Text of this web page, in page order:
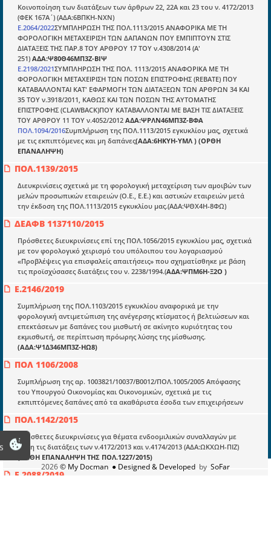
Κοινοποίηση των διατάξεων των άρθρων 22, 22Α και 23 του ν. 4172/2013
(ΦΕΚ 167Α΄) (ΑΔΑ:6ΒΠΚΗ-ΝΧΝ)
Ε.2064/2022ΣΥΜΠΛΗΡΩΣΗ ΤΗΣ ΠΟΛ.1113/2015 ΑΝΑΦΟΡΙΚΑ ΜΕ ΤΗ
ΦΟΡΟΛΟΓΙΚΗ ΜΕΤΑΧΕΙΡΙΣΗ ΤΩΝ ΔΑΠΑΝΩΝ ΠΟΥ ΕΜΠΙΠΤΟΥΝ ΣΤΙΣ
ΔΙΑΤΑΞΕΙΣ ΤΗΣ ΠΑΡ.8 ΤΟΥ ΑΡΘΡΟΥ 17 ΤΟΥ ν.4308/2014 (Α'
251) ΑΔΑ:Ψ80Θ46ΜΠ3Ζ-ΒΙΨ
Ε.2198/2021ΣΥΜΠΛΗΡΩΣΗ ΤΗΣ ΠΟΛ. 1113/2015 ΑΝΑΦΟΡΙΚΑ ΜΕ ΤΗ
ΦΟΡΟΛΟΓΙΚΗ ΜΕΤΑΧΕΙΡΙΣΗ ΤΩΝ ΠΟΣΩΝ ΕΠΙΣΤΡΟΦΗΣ (REBATE) ΠΟΥ
ΚΑΤΑΒΑΛΛΟΝΤΑΙ ΚΑΤ' ΕΦΑΡΜΟΓΗ ΤΩΝ ΔΙΑΤΑΞΕΩΝ ΤΩΝ ΑΡΘΡΩΝ 34 ΚΑΙ
35 ΤΟΥ ν.3918/2011, ΚΑΘΩΣ ΚΑΙ ΤΩΝ ΠΟΣΩΝ ΤΗΣ ΑΥΤΟΜΑΤΗΣ
ΕΠΙΣΤΡΟΦΗΣ (CLAWBACK)ΠΟΥ ΚΑΤΑΒΑΛΛΟΝΤΑΙ ΜΕ ΒΑΣΗ ΤΙΣ ΔΙΑΤΑΞΕΙΣ
ΤΟΥ ΑΡΘΡΟΥ 11 ΤΟΥ ν.4052/2012 ΑΔΑ:ΨΡΛΝ46ΜΠ3Ζ-ΒΦΑ
ΠΟΛ.1094/2016Συμπλήρωση της ΠΟΛ.1113/2015 εγκυκλίου μας, σχετικά
με τις εκπιπτόμενες και μη δαπάνες(ΑΔΑ:6ΗΚΥΗ-ΥΜΛ ) (ΟΡΘΗ
ΕΠΑΝΑΛΗΨΗ)
ΠΟΛ.1139/2015
Διευκρινίσεις σχετικά με τη φορολογική μεταχείριση των αμοιβών των
μελών προσωπικών εταιρειών (Ο.Ε., Ε.Ε.) και αστικών εταιρειών μετά
την έκδοση της ΠΟΛ.1113/2015 εγκυκλίου μας.(AΔΑ:ΨΘΧ4Η-8ΦΩ)
ΔΕΑΦΒ 1137110/2015
Πρόσθετες διευκρινίσεις επί της ΠΟΛ.1056/2015 εγκυκλίου μας, σχετικά
με τον φορολογικό χειρισμό του υπόλοιπου του λογαριασμού
«Προβλέψεις για επισφαλείς απαιτήσεις» που σχηματίσθηκε με βάση
τις προϊσχύσασες διατάξεις του ν. 2238/1994.(ΑΔΑ:ΨΠΜ6Η-Ξ2Ο )
Ε.2146/2019
Συμπλήρωση της ΠΟΛ.1103/2015 εγκυκλίου αναφορικά με την
φορολογική αντιμετώπιση της ανέγερσης κτίσματος ή βελτιώσεων και
επεκτάσεων με δαπάνες του μισθωτή σε ακίνητο κυριότητας του
εκμισθωτή, σε περίπτωση πρόωρης λύσης της μίσθωσης.
(ΑΔΑ:Ψ1Δ346ΜΠ3Ζ-ΗΩ8)
ΠΟΛ 1106/2008
Συμπλήρωση της αρ. 1003821/10037/Β0012/ΠΟΛ.1005/2005 Απόφασης
του Υπουργού Οικονομίας και Οικονομικών, σχετικά με τις
εκπιπτόμενες δαπάνες από τα ακαθάριστα έσοδα των επιχειρήσεων
ΠΟΛ.1142/2015
Πρόσθετες διευκρινίσεις για θέματα ενδοομιλικών συναλλαγών με
βάση τις διατάξεις των ν.4172/2013 και ν.4174/2013 (ΑΔΑ:ΩΚΧΩΗ-ΠΙΖ)
(ΟΡΘΗ ΕΠΑΝΑΛΗΨΗ ΤΗΣ ΠΟΛ.1227/2015)
Ε.2088/2019
Docman.gr
Ποιοί είμαστε;
Μια πολυετής εθελοντική προσπάθεια που
μετατράπηκε σε επιχειρηματική οντότητα και φιλοδοξεί να συμβάλλει
στην διάδοση της γνώσης.
Ενότητες
Επικαιρότητα
E-book
Οδηγοί εκκαθάρισης
Νόμοι και προεδρικά διατάγματα
Υπουργικές αποφάσεις
Νομολογία και Γνωμοδοτήσεις ΝΣΚ
Πληροφορίες
Είσοδος
Εγγραφή
Βοηθός Αναζήτησης
Οροι χρησης ιστοτοπου
2026© My Docman ● Designed & Developed by SoFar